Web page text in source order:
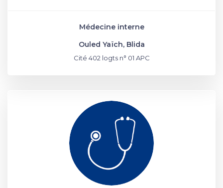
Médecine interne
Ouled Yaïch, Blida
Cité 402 logts n° 01 APC